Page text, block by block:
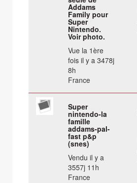
Addams
Family pour
Super
Nintendo.
Voir photo.
Vue la 1ère
fois il y a 3478j
8h
France
Super
nintendo-la
famille
addams-pal-
fast p&p
(snes)
Vendu il y a
3557j 11h
France